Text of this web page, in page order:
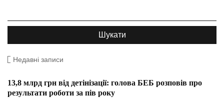
Недавні записи
13,8 млрд грн від детінізації: голова БЕБ розповів про
результати роботи за пів року